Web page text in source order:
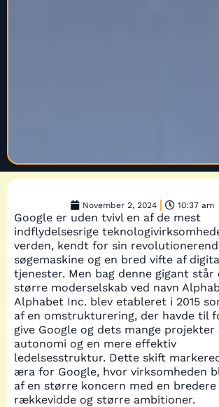
November 2, 2024 10:37 am
Google er uden tvivl en af de mest
indflydelsesrige
verden, kendt for sin
søgemaskine og en bred vifte af
tjenester. Men bag denne gigant står
større moderselskab ved navn
Alphabet Inc. blev etableret i 2015
af en omstrukturering, der havde til
give Google og dets mange
autonomi og en mere effektiv
ledelsesstruktur. Dette skift
æra for Google, hvor virksomheden
af en større koncern med en bredere
rækkevidde og større ambitioner.